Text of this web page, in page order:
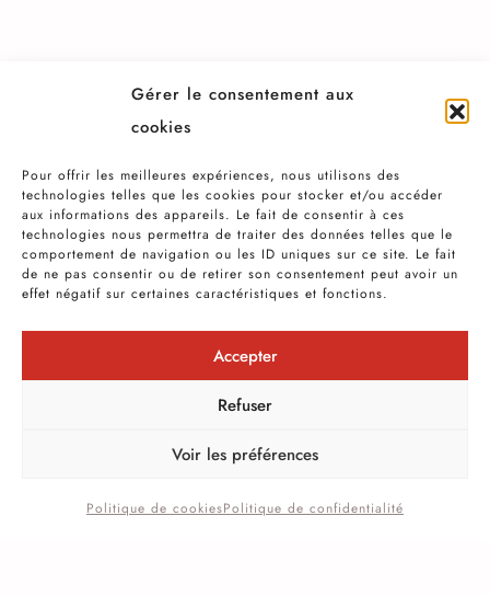
Gérer le consentement aux
cookies
Pour offrir les meilleures expériences, nous utilisons des
technologies telles que les cookies pour stocker et/ou accéder
aux informations des appareils. Le fait de consentir à ces
technologies nous permettra de traiter des données telles que le
comportement de navigation ou les ID uniques sur ce site. Le fait
de ne pas consentir ou de retirer son consentement peut avoir un
effet négatif sur certaines caractéristiques et fonctions.
Accepter
Refuser
Voir les préférences
Politique de cookiesPolitique de confidentialité
UNE QUESTION CONCERNANT VOTRE
PROJET ?
CONTACTEZ NOUS